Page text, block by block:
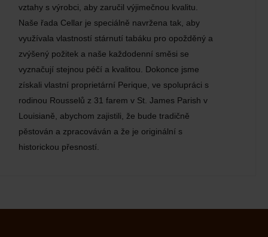
vztahy s výrobci, aby zaručil výjimečnou kvalitu.
Naše řada Cellar je speciálně navržena tak, aby
využívala vlastností stárnutí tabáku pro opožděný a
zvýšený požitek a naše každodenní směsi se
vyznačují stejnou péčí a kvalitou. Dokonce jsme
získali vlastní proprietární Perique, ve spolupráci s
rodinou Rousselů z 31 farem v St. James Parish v
Louisianě, abychom zajistili, že bude tradičně
pěstován a zpracováván a že je originální s
historickou přesností.